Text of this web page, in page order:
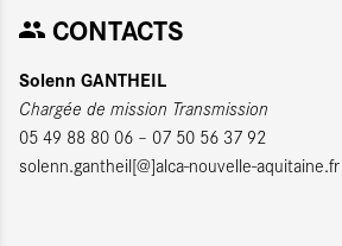
CONTACTS
Solenn GANTHEIL
Chargée de mission Transmission
05 49 88 80 06 – 07 50 56 37 92
solenn.gantheil[@]alca-nouvelle-aquitaine.fr